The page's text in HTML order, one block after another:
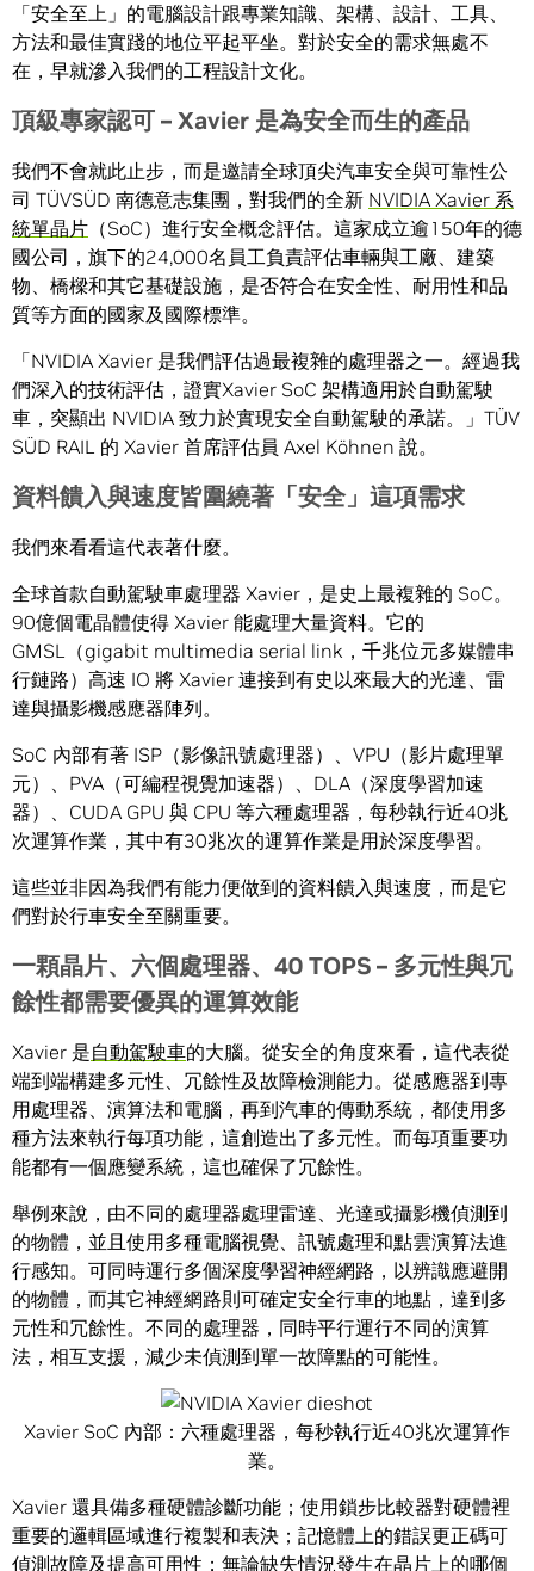
「安全至上」的電腦設計跟專業知識、架構、設計、工具、
方法和最佳實踐的地位平起平坐。對於安全的需求無處不
在，早就滲入我們的工程設計文化。
頂級專家認可 – Xavier 是為安全而生的產品
我們不會就此止步，而是邀請全球頂尖汽車安全與可靠性公
司 TÜVSÜD 南德意志集團，對我們的全新 NVIDIA Xavier 系
統單晶片 （SoC）進行安全概念評估。這家成立逾150年的德
國公司，旗下的24,000名員工負責評估車輛與工廠、建築
物、橋樑和其它基礎設施，是否符合在安全性、耐用性和品
質等方面的國家及國際標準。
「NVIDIA Xavier 是我們評估過最複雜的處理器之一。經過我
們深入的技術評估，證實Xavier SoC 架構適用於自動駕駛
車，突顯出 NVIDIA 致力於實現安全自動駕駛的承諾。」TÜV
SÜD RAIL 的 Xavier 首席評估員 Axel Köhnen 說。
資料饋入與速度皆圍繞著「安全」這項需求
我們來看看這代表著什麼。
全球首款自動駕駛車處理器 Xavier，是史上最複雜的 SoC。
90億個電晶體使得 Xavier 能處理大量資料。它的
GMSL（gigabit multimedia serial link，千兆位元多媒體串
行鏈路）高速 IO 將 Xavier 連接到有史以來最大的光達、雷
達與攝影機感應器陣列。
SoC 內部有著 ISP（影像訊號處理器）、VPU（影片處理單
元）、PVA（可編程視覺加速器）、DLA（深度學習加速
器）、CUDA GPU 與 CPU 等六種處理器，每秒執行近40兆
次運算作業，其中有30兆次的運算作業是用於深度學習。
這些並非因為我們有能力便做到的資料饋入與速度，而是它
們對於行車安全至關重要。
一顆晶片、六個處理器、 40 TOPS – 多元性與冗
餘性都需要優異的運算效能
Xavier 是自動駕駛車的大腦。從安全的角度來看，這代表從
端到端構建多元性、冗餘性及故障檢測能力。從感應器到專
用處理器、演算法和電腦，再到汽車的傳動系統，都使用多
種方法來執行每項功能，這創造出了多元性。而每項重要功
能都有一個應變系統，這也確保了冗餘性。
舉例來說，由不同的處理器處理雷達、光達或攝影機偵測到
的物體，並且使用多種電腦視覺、訊號處理和點雲演算法進
行感知。可同時運行多個深度學習神經網路，以辨識應避開
的物體，而其它神經網路則可確定安全行車的地點，達到多
元性和冗餘性。不同的處理器，同時平行運行不同的演算
法，相互支援，減少未偵測到單一故障點的可能性。
Xavier SoC 內部：六種處理器，每秒執行近40兆次運算作
業。
Xavier 還具備多種硬體診斷功能；使用鎖步比較器對硬體裡
重要的邏輯區域進行複製和表決；記憶體上的錯誤更正碼可
偵測故障及提高可用性；無論缺失情況發生在晶片上的哪個